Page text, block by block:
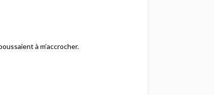
à m’accrocher.